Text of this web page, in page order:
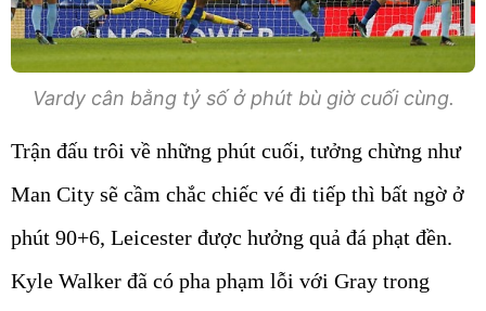
Vardy cân bằng tỷ số ở phút bù giờ cuối cùng.
Trận đấu trôi về những phút cuối, tưởng chừng như
Man City sẽ cầm chắc chiếc vé đi tiếp thì bất ngờ ở
phút 90+6, Leicester được hưởng quả đá phạt đền.
Kyle Walker đã có pha phạm lỗi với Gray trong